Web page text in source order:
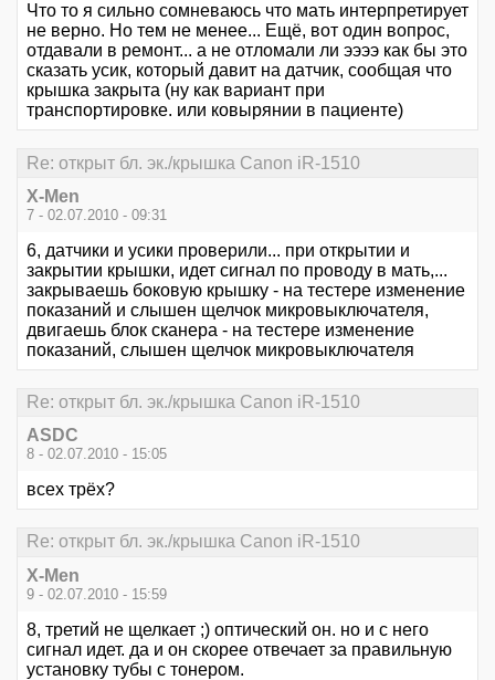
Что то я сильно сомневаюсь что мать интерпретирует
не верно. Но тем не менее... Ещё, вот один вопрос,
отдавали в ремонт... а не отломали ли ээээ как бы это
сказать усик, который давит на датчик, сообщая что
крышка закрыта (ну как вариант при
транспортировке. или ковырянии в пациенте)
Re: открыт бл. эк./крышка Canon iR-1510
X-Men
7 - 02.07.2010 - 09:31
6, датчики и усики проверили... при открытии и
закрытии крышки, идет сигнал по проводу в мать,...
закрываешь боковую крышку - на тестере изменение
показаний и слышен щелчок микровыключателя,
двигаешь блок сканера - на тестере изменение
показаний, слышен щелчок микровыключателя
Re: открыт бл. эк./крышка Canon iR-1510
ASDC
8 - 02.07.2010 - 15:05
всех трёх?
Re: открыт бл. эк./крышка Canon iR-1510
X-Men
9 - 02.07.2010 - 15:59
8, третий не щелкает ;) оптический он. но и с него
сигнал идет. да и он скорее отвечает за правильную
установку тубы с тонером.